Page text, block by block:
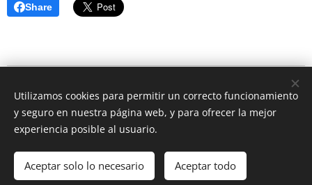
Share
Rivera Maya Mexico
Cookies
Idiomas
English
Utilizamos cookies para permitir un correcto funcionamiento
y seguro en nuestra página web, y para ofrecer la mejor
experiencia posible al usuario.
Aceptar solo lo necesario Aceptar todo